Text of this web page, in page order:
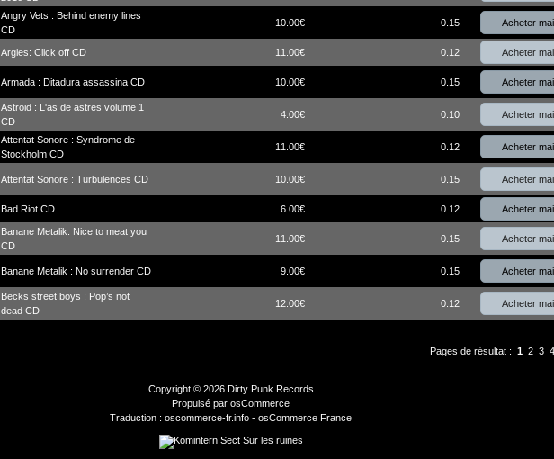
Angry Vets : Behind enemy lines
CD
10.00€ 0.15 Acheter
Argies: Click off CD 11.00€ 0.12 Acheter
Armada : Ditadura assassina CD 10.00€ 0.15 Acheter
Astroid : L'as de astres volume 1
CD
4.00€ 0.10 Acheter
Attentat Sonore : Syndrome de
Stockholm CD
11.00€ 0.12 Acheter
Attentat Sonore : Turbulences CD 10.00€ 0.15 Acheter
Bad Riot CD 6.00€ 0.12 Acheter
Banane Metalik: Nice to meat you
CD
11.00€ 0.15 Acheter
Banane Metalik : No surrender CD 9.00€ 0.15 Acheter
Becks street boys : Pop’s not
dead CD
12.00€ 0.12 Acheter
Pages de résultat : 1 2 3 4
Copyright © 2026 Dirty Punk Records
Propulsé parosCommerce
Traduction : oscommerce-fr.info -osCommerce France